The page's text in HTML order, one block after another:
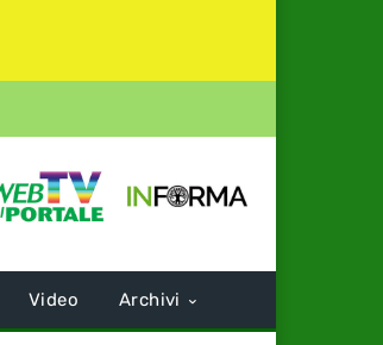
Video Archivi